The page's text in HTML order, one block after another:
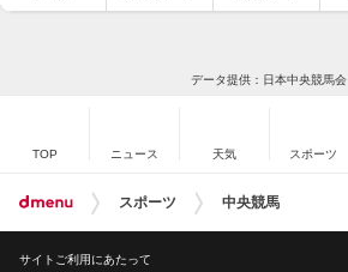
データ提供：日本中央競馬会
TOP ニュース 天気 スポーツ
スポーツ 中央競馬
サイトご利用にあたって